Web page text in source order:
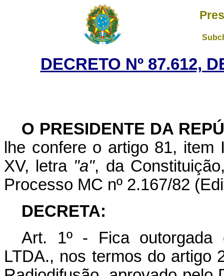
DECRETO Nº 87.612,
O PRESIDENTE DA
lhe confere o artigo 81,
XV, letra "a", da
Processo MC nº 2.167/82
DECRETA:
Art. 1º - Fica outorgada
LTDA., nos termos do artigo